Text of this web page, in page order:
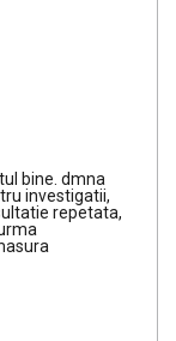
bine. dmna
investigatii,
repetata,